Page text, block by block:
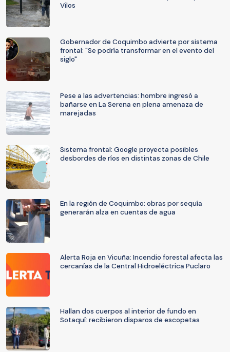
Vilos
Gobernador de Coquimbo advierte por sistema
frontal: "Se podría transformar en el evento del
siglo"
Pese a las advertencias: hombre ingresó a
bañarse en La Serena en plena amenaza de
marejadas
Sistema frontal: Google proyecta posibles
desbordes de ríos en distintas zonas de Chile
En la región de Coquimbo: obras por sequía
generarán alza en cuentas de agua
Alerta Roja en Vicuña: Incendio forestal afecta las
cercanías de la Central Hidroeléctrica Puclaro
Hallan dos cuerpos al interior de fundo en
Sotaquí: recibieron disparos de escopetas